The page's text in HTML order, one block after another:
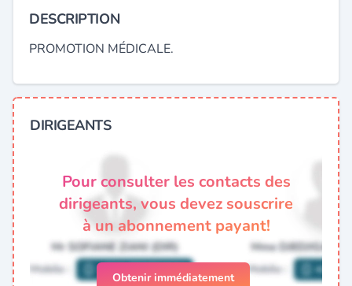
DESCRIPTION
PROMOTION MÉDICALE.
DIRIGEANTS
Pour consulter les contacts des
dirigeants, vous devez souscrire
à un abonnement payant!
Obtenir immédiatement